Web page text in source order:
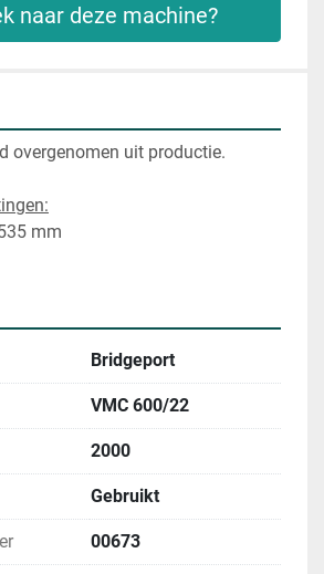
naar deze machine?
overgenomen uit productie.
mm
Bridgeport
VMC 600/22
2000
Gebruikt
00673